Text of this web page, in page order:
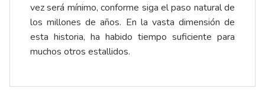
vez será mínimo, conforme siga el paso natural de
los millones de años. En la vasta dimensión de
esta historia, ha habido tiempo suficiente para
muchos otros estallidos.